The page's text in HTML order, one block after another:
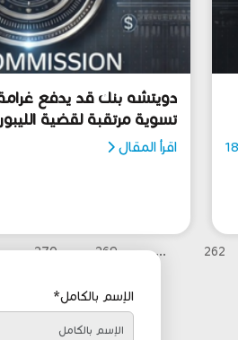
تسوية مرتقبة لقضية الليبور
اقرأ المقال
262
...
269
270
الإسم بالكامل*